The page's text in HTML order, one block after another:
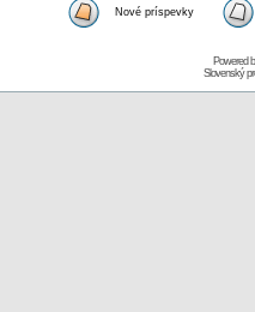
Nové príspevky
Powered
Slovenský